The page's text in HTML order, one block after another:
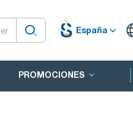
España
PROMOCIONES